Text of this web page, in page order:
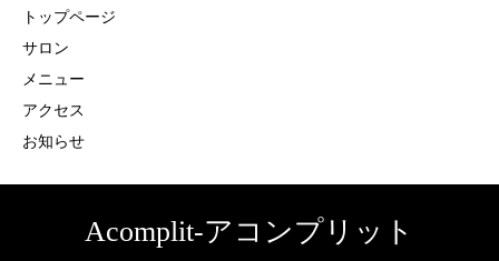
トップページ
サロン
メニュー
アクセス
お知らせ
Acomplit-アコンプリット